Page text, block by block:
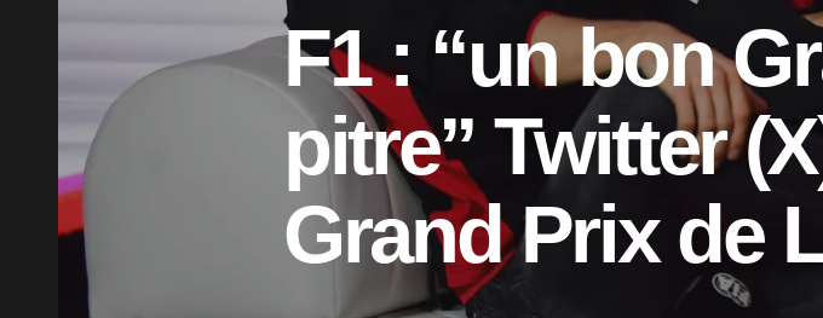
F1 : “un bon
pitre” Twitter
Grand Prix de